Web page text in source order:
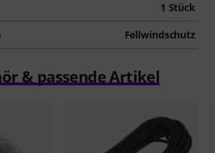
1 Stück
Fellwindschutz
& passende Artikel